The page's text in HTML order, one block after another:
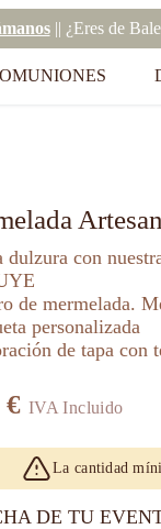
|| ¿Eres de
dulzura con
de mermelada.
personalizada
de tapa con
€ IVA Incluido
La cantidad
DE TU